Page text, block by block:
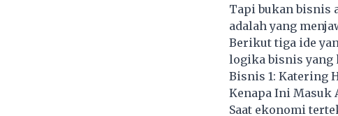
Tapi bukan bisnis
adalah yang
Berikut tiga ide
logika bisnis yang
Bisnis 1: Katering
Kenapa Ini Masuk
Saat ekonomi